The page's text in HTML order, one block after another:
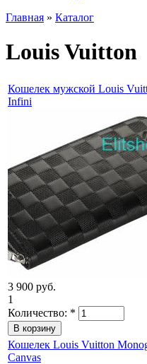
Главная » Каталог
Louis Vuitton
Кошелек мужской Louis
Infini
3 900 руб.
1
Количество: *
Кошелек Louis Vuitton
Canvas